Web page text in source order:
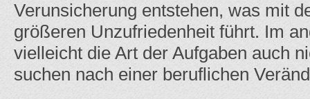
Verunsicherung entstehen, was mit
größeren Unzufriedenheit führt. Im
vielleicht die Art der Aufgaben auch
suchen nach einer beruflichen